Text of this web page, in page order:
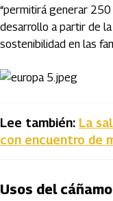
“permitirá generar
desarrollo a partir de
sostenibilidad en las
Lee también: La
con encuentro de
Usos del